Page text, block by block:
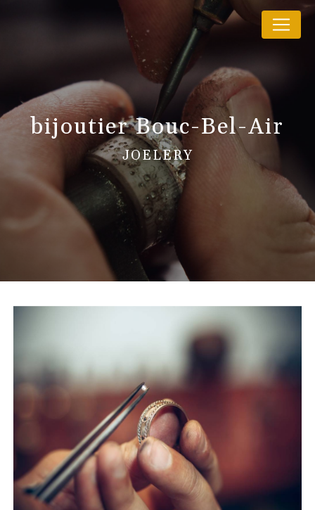
bijoutier Bouc-Bel-Air
JOELERY
Panneau de gestion des cookies